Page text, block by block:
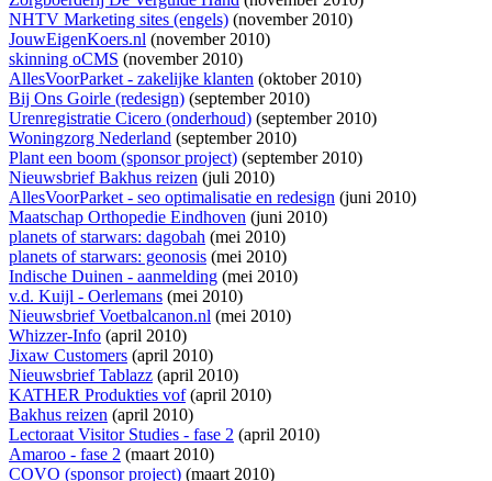
NHTV Marketing sites (engels) (november 2010)
JouwEigenKoers.nl (november 2010)
skinning oCMS (november 2010)
AllesVoorParket - zakelijke klanten (oktober 2010)
Bij Ons Goirle (redesign) (september 2010)
Urenregistratie Cicero (onderhoud) (september 2010)
Woningzorg Nederland (september 2010)
Plant een boom (sponsor project) (september 2010)
Nieuwsbrief Bakhus reizen (juli 2010)
AllesVoorParket - seo optimalisatie en redesign (juni 2010)
Maatschap Orthopedie Eindhoven (juni 2010)
planets of starwars: dagobah (mei 2010)
planets of starwars: geonosis (mei 2010)
Indische Duinen - aanmelding (mei 2010)
v.d. Kuijl - Oerlemans (mei 2010)
Nieuwsbrief Voetbalcanon.nl (mei 2010)
Whizzer-Info (april 2010)
Jixaw Customers (april 2010)
Nieuwsbrief Tablazz (april 2010)
KATHER Produkties vof(april 2010)
Bakhus reizen (april 2010)
Lectoraat Visitor Studies - fase 2 (april 2010)
Amaroo - fase 2 (maart 2010)
COVO (sponsor project) (maart 2010)